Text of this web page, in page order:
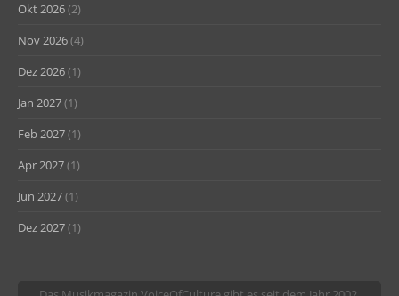
Okt 2026(2)
Nov 2026(4)
Dez 2026(1)
Jan 2027(1)
Feb 2027(1)
Apr 2027(1)
Jun 2027(1)
Dez 2027(1)